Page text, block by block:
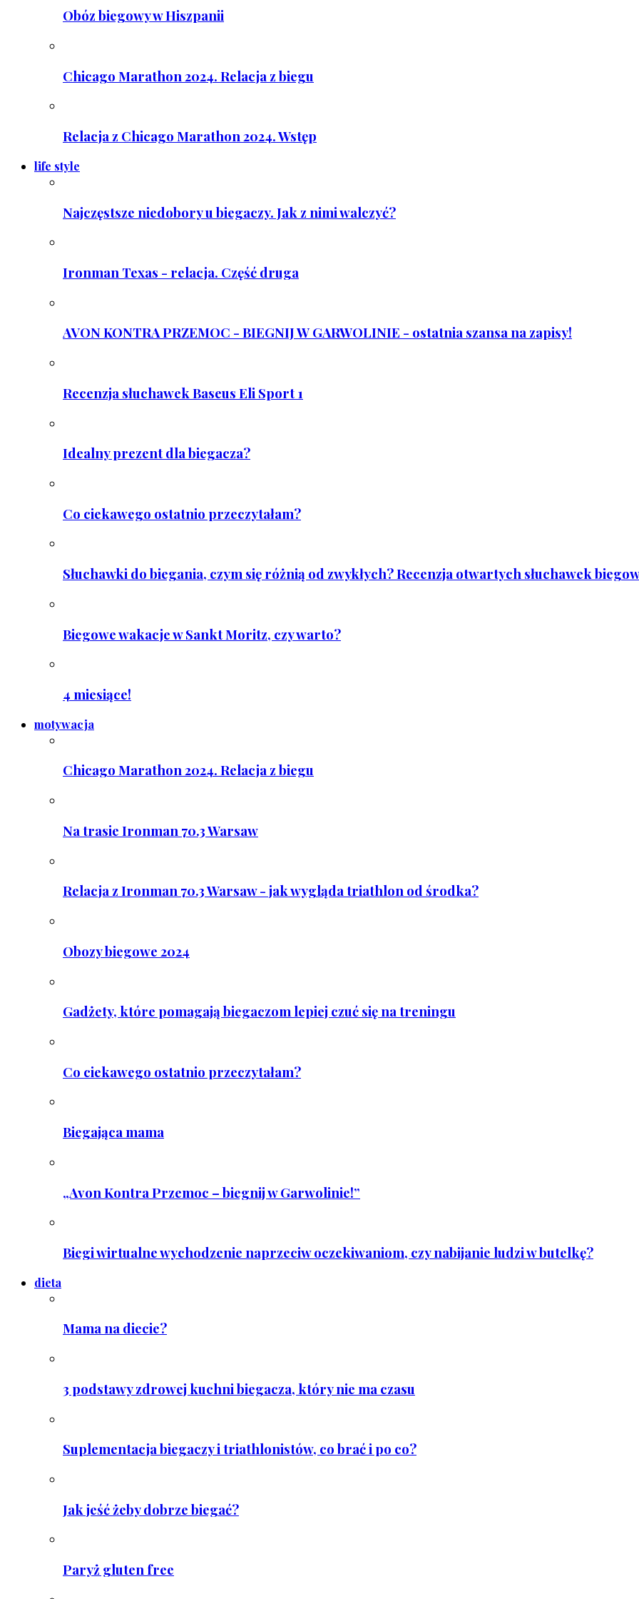
Obóz biegowy w Hiszpanii
Chicago Marathon 2024. Relacja z biegu
Relacja z Chicago Marathon 2024. Wstęp
life style
Najczęstsze niedobory u biegaczy. Jak z nimi walczyć?
Ironman Texas - relacja. Część druga
AVON KONTRA PRZEMOC - BIEGNIJ W GARWOLINIE - ostatnia szansa na zapisy!
Recenzja słuchawek Baseus Eli Sport 1
Idealny prezent dla biegacza?
Co ciekawego ostatnio przeczytałam?
Słuchawki do biegania, czym się różnią od zwykłych? Recenzja otwartych słuchawek
Biegowe wakacje w Sankt Moritz, czy warto?
4 miesiące!
motywacja
Chicago Marathon 2024. Relacja z biegu
Na trasie Ironman 70.3 Warsaw
Relacja z Ironman 70.3 Warsaw - jak wygląda triathlon od środka?
Obozy biegowe 2024
Gadżety, które pomagają biegaczom lepiej czuć się na treningu
Co ciekawego ostatnio przeczytałam?
Biegająca mama
„Avon Kontra Przemoc – biegnij w Garwolinie!”
Biegi wirtualne wychodzenie naprzeciw oczekiwaniom, czy nabijanie ludzi w butelkę?
dieta
Mama na diecie?
3 podstawy zdrowej kuchni biegacza, który nie ma czasu
Suplementacja biegaczy i triathlonistów, co brać i po co?
Jak jeść żeby dobrze biegać?
Paryż gluten free